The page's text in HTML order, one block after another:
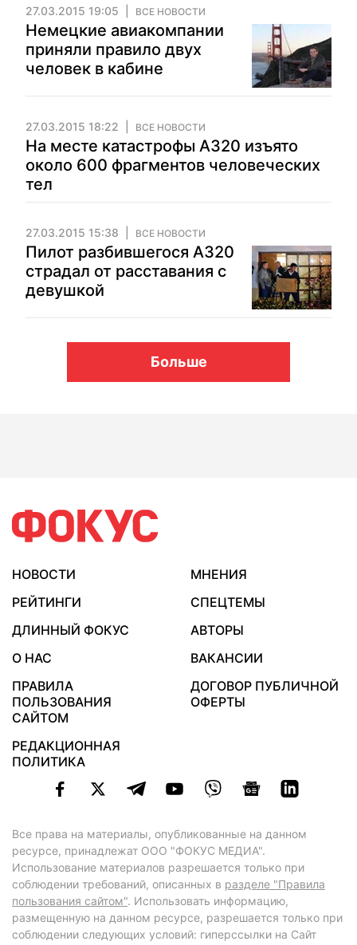
27.03.2015 19:05 ВСЕ НОВОСТИ
Немецкие авиакомпании
приняли правило двух
человек в кабине
27.03.2015 18:22 ВСЕ НОВОСТИ
На месте катастрофы A320 изъято
около 600 фрагментов человеческих
тел
27.03.2015 15:38 ВСЕ НОВОСТИ
Пилот разбившегося А320
страдал от расставания с
девушкой
Больше
НОВОСТИ
МНЕНИЯ
РЕЙТИНГИ
СПЕЦТЕМЫ
ДЛИННЫЙ ФОКУС
АВТОРЫ
О НАС
ВАКАНСИИ
ПРАВИЛА
ПОЛЬЗОВАНИЯ
САЙТОМ
ДОГОВОР ПУБЛИЧНОЙ
ОФЕРТЫ
РЕДАКЦИОННАЯ
ПОЛИТИКА
Все права на материалы, опубликованные на данном
ресурсе, принадлежат ООО "ФОКУС МЕДИА".
Использование материалов разрешается только при
соблюдении требований, описанных в разделе "Правила
пользования сайтом". Использовать информацию,
размещенную на данном ресурсе, разрешается только при
соблюдении следующих условий: гиперссылки на Сайт